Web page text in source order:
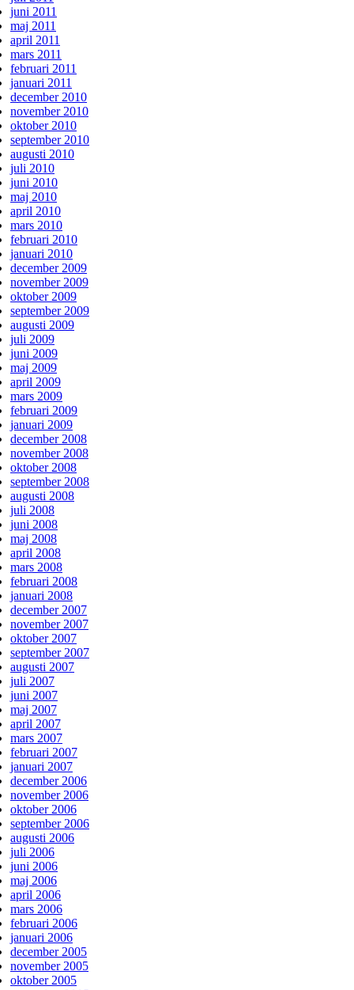
juni 2011
maj 2011
april 2011
mars 2011
februari 2011
januari 2011
december 2010
november 2010
oktober 2010
september 2010
augusti 2010
juli 2010
juni 2010
maj 2010
april 2010
mars 2010
februari 2010
januari 2010
december 2009
november 2009
oktober 2009
september 2009
augusti 2009
juli 2009
juni 2009
maj 2009
april 2009
mars 2009
februari 2009
januari 2009
december 2008
november 2008
oktober 2008
september 2008
augusti 2008
juli 2008
juni 2008
maj 2008
april 2008
mars 2008
februari 2008
januari 2008
december 2007
november 2007
oktober 2007
september 2007
augusti 2007
juli 2007
juni 2007
maj 2007
april 2007
mars 2007
februari 2007
januari 2007
december 2006
november 2006
oktober 2006
september 2006
augusti 2006
juli 2006
juni 2006
maj 2006
april 2006
mars 2006
februari 2006
januari 2006
december 2005
november 2005
oktober 2005